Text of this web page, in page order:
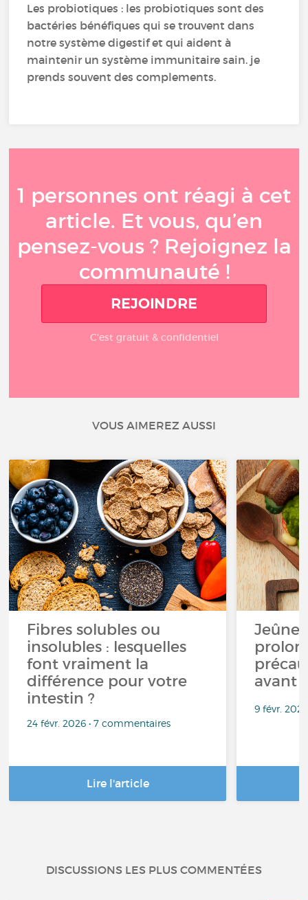
Les probiotiques : les probiotiques sont des
bactéries bénéfiques qui se trouvent dans
notre système digestif et qui aident à
maintenir un système immunitaire sain. je
prends souvent des complements.
1 personnes ont réagi à cet
article. Et vous, qu’en
pensez-vous ? Rejoignez la
communauté !
REJOINDRE
C'est gratuit & confidentiel
VOUS AIMEREZ AUSSI
Fibres solubles ou
insolubles : lesquelles
font vraiment la
différence pour votre
intestin ?
24 févr. 2026 • 7 commentaires
Lire l'article
Jeûne
avant
9 févr.
DISCUSSIONS LES PLUS COMMENTÉES